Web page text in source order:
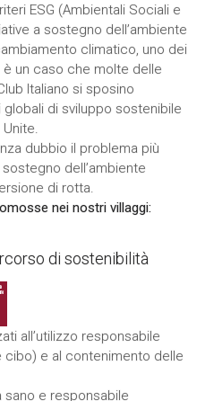
ESG (Ambientali Sociali e
a sostegno dell’ambiente
climatico, uno dei
un caso che molte delle
Italiano si sposino
di sviluppo sostenibile
Unite.
dubbio il problema più
dell’ambiente
di rotta.
nei nostri villaggi:
di sostenibilità
all’utilizzo responsabile
cibo) e al contenimento delle
sano e responsabile